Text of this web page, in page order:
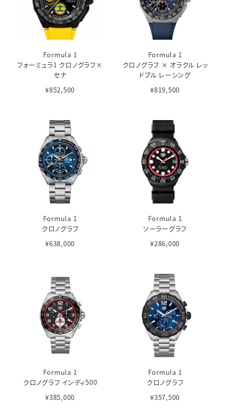
Formula 1
フォーミュラ1 クロノグラフ×
セナ
¥852,500
Formula 1
クロノグラフ × オラクル レッ
ドブル レーシング
¥819,500
Formula 1
クロノグラフ
¥638,000
Formula 1
ソーラーグラフ
¥286,000
Formula 1
クロノグラフ インディ500
¥385,000
Formula 1
クロノグラフ
¥357,500